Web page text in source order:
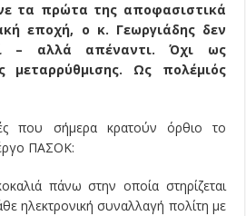
τα πρώτα της αποφασιστικά
εποχή, ο κ. Γεωργιάδης δεν
– αλλά απέναντι. Όχι ως
μεταρρύθμισης. Ως πολέμιός
που σήμερα κρατούν όρθιο το
έργο ΠΑΣΟΚ:
πάνω στην οποία στηρίζεται
ηλεκτρονική συναλλαγή πολίτη με